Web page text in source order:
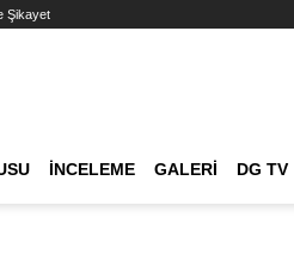
Şikayet
İNCELEME GALERI DG TV